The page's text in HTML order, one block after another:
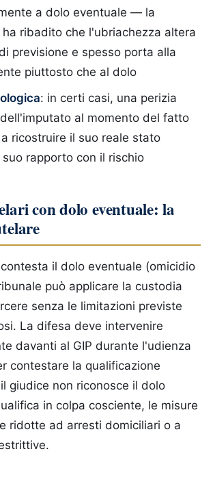
a dolo eventuale — la
ha ribadito che l'ubriachezza altera
previsione e spesso porta alla
piuttosto che al dolo
: in certi casi, una perizia
al momento del fatto
ricostruire il suo reale stato
rapporto con il rischio
con dolo eventuale: la
il dolo eventuale (omicidio
può applicare la custodia
senza le limitazioni previste
La difesa deve intervenire
davanti al GIP durante l'udienza
contestare la qualificazione
giudice non riconosce il dolo
in colpa cosciente, le misure
ridotte ad arresti domiciliari o a